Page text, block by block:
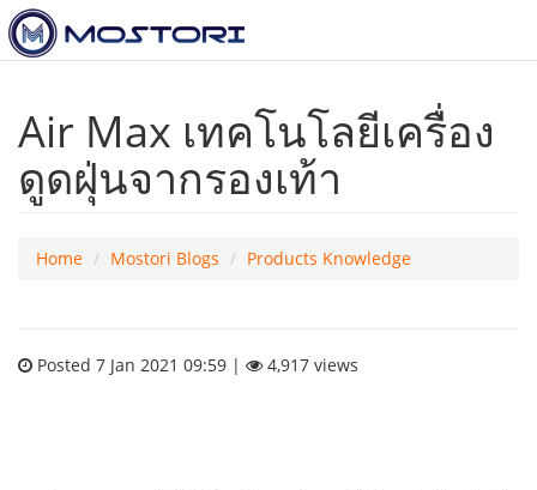
Air Max เทคโนโลยีเครื่อง
ดูดฝุ่นจากรองเท้า
Home Mostori Blogs Products Knowledge
Posted 7 Jan 2021 09:59 | 4,917 views